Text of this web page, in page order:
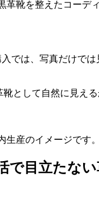
靴を整えたコーデ
では、写真だけで
として自然に見え
産のイメージです。
目立たな